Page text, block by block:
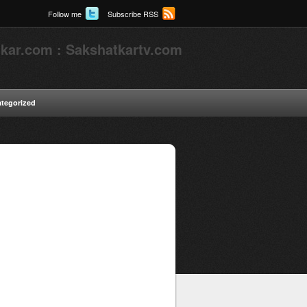
Follow me Subscribe RSS
: Sakshatkartv.com